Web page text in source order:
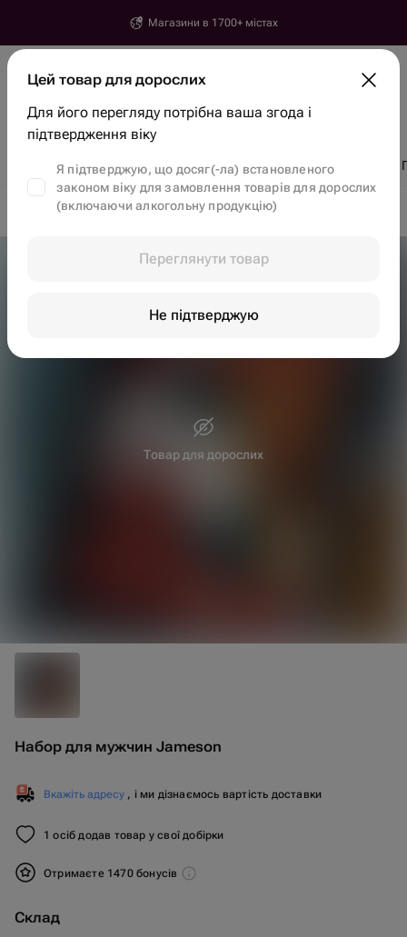
Магазини в 1700+ містах
Місто, вулиця, будинок
Знайти товари та магазини
Знижки Тренди Квіти Бенто торти Полуниця в шоколаді
Доставка квітів в Єревані Смачні набори в Єревані
Набор для мужчин Jameson
Вкажіть адресу , і ми дізнаємось вартість доставки
1 осіб додав товар у свої добірки
Отримаєте 1470 бонусів
Склад
Товар для дорослих
Цей товар для дорослих
Для його перегляду потрібна ваша згода і
підтвердження віку
Я підтверджую, що досяг(-ла) встановленого
законом віку для замовлення товарів для дорослих
(включаючи алкогольну продукцію)
Не підтверджую
Переглянути товар